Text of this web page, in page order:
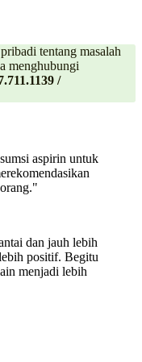
tentang masalah
menghubungi
/
aspirin untuk
dan jauh lebih
positif. Begitu
menjadi lebih